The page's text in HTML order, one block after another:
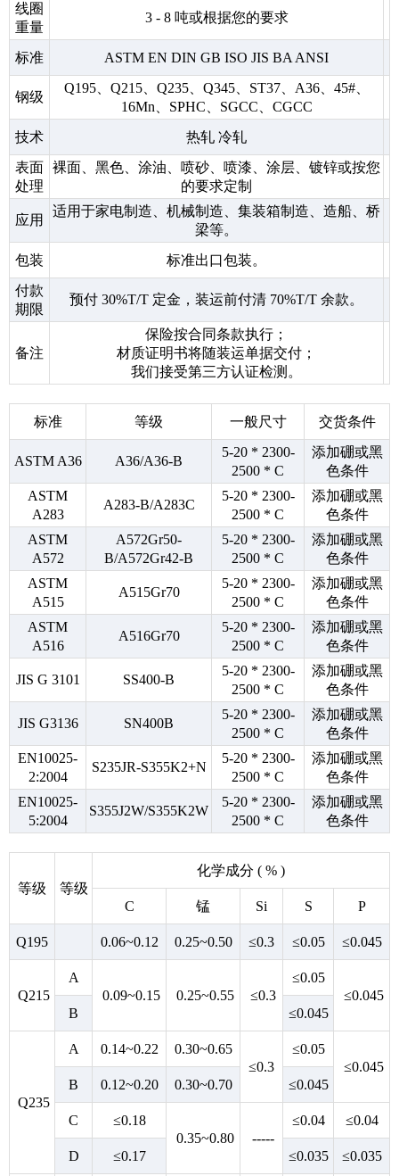
线圈
重量
3 - 8 吨或根据您的要求
标准 ASTM EN DIN GB ISO JIS BA ANSI
钢级
Q195、Q215、Q235、Q345、ST37、A36、45#、
16Mn、SPHC、SGCC、CGCC
技术
热轧 冷轧
表面
处理
裸面、黑色、涂油、喷砂、喷漆、涂层、镀锌或按您
的要求定制
应用
适用于家电制造、机械制造、集装箱制造、造船、桥
梁等。
包装
标准出口包装。
付款
期限
预付 30%T/T 定金，装运前付清 70%T/T 余款。
备注
保险按合同条款执行；
材质证明书将随装运单据交付；
我们接受第三方认证检测。
标准 等级 一般尺寸 交货条件
ASTM A36 A36/A36-B
5-20 * 2300-
2500 * C
添加硼或黑
色条件
ASTM
A283
A283-B/A283C
5-20 * 2300-
2500 * C
添加硼或黑
色条件
ASTM
A572
A572Gr50-
B/A572Gr42-B
5-20 * 2300-
2500 * C
添加硼或黑
色条件
ASTM
A515
A515Gr70
5-20 * 2300-
2500 * C
添加硼或黑
色条件
ASTM
A516
A516Gr70
5-20 * 2300-
2500 * C
添加硼或黑
色条件
JIS G 3101 SS400-B
5-20 * 2300-
2500 * C
添加硼或黑
色条件
JIS G3136 SN400B
5-20 * 2300-
2500 * C
添加硼或黑
色条件
EN10025-
2:2004
S235JR-S355K2+N
5-20 * 2300-
2500 * C
添加硼或黑
色条件
EN10025-
5:2004
S355J2W/S355K2W
5-20 * 2300-
2500 * C
添加硼或黑
色条件
等级 等级
化学成分 ( % )
C 锰 Si S P
Q195 0.06~0.12 0.25~0.50 ≤0.3 ≤0.05 ≤0.045
Q215
A
0.09~0.15
0.25~0.55 ≤0.3
≤0.05
≤0.045
B
≤0.045
Q235
A 0.14~0.22
0.30~0.65
≤0.3
≤0.05
≤0.045
B
0.12~0.20 0.30~0.70 ≤0.045
C
≤0.18
0.35~0.80
-----
≤0.04 ≤0.04
D ≤0.17 ≤0.035 ≤0.035